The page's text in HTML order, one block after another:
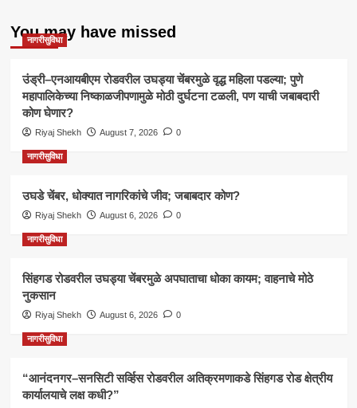
You may have missed
नागरीसुविधा
उंड्री–एनआयबीएम रोडवरील उघड्या चेंबरमुळे वृद्ध महिला पडल्या; पुणे
महापालिकेच्या निष्काळजीपणामुळे मोठी दुर्घटना टळली, पण याची जबाबदारी
कोण घेणार?
Riyaj Shekh August 7, 2026 0
नागरीसुविधा
उघडे चेंबर, धोक्यात नागरिकांचे जीव; जबाबदार कोण?
Riyaj Shekh August 6, 2026 0
नागरीसुविधा
सिंहगड रोडवरील उघड्या चेंबरमुळे अपघाताचा धोका कायम; वाहनाचे मोठे
नुकसान
Riyaj Shekh August 6, 2026 0
नागरीसुविधा
“आनंदनगर–सनसिटी सर्व्हिस रोडवरील अतिक्रमणाकडे सिंहगड रोड क्षेत्रीय
कार्यालयाचे लक्ष कधी?”